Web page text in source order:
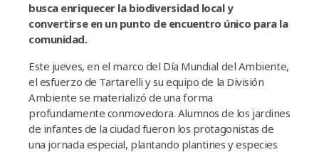
busca enriquecer la biodiversidad local y
convertirse en un punto de encuentro único para la
comunidad.
Este jueves, en el marco del Día Mundial del Ambiente,
el esfuerzo de Tartarelli y su equipo de la División
Ambiente se materializó de una forma
profundamente conmovedora. Alumnos de los jardines
de infantes de la ciudad fueron los protagonistas de
una jornada especial, plantando plantines y especies